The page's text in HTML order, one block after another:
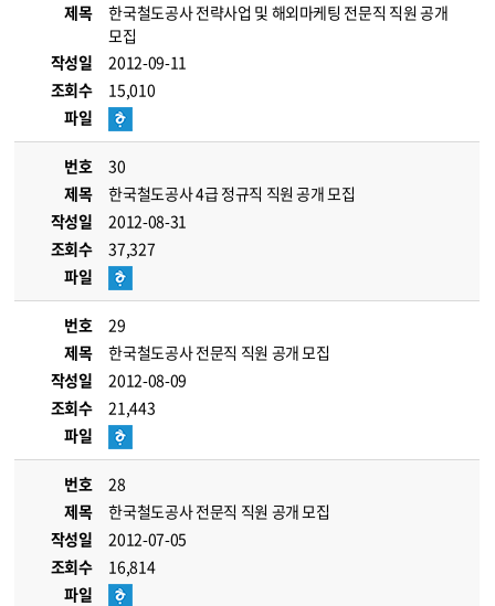
제목
한국철도공사 전략사업 및 해외마케팅 전문직 직원 공개
모집
작성일
2012-09-11
조회수
15,010
파일
번호
30
제목
한국철도공사 4급 정규직 직원 공개 모집
작성일
2012-08-31
조회수
37,327
파일
번호
29
제목
한국철도공사 전문직 직원 공개 모집
작성일
2012-08-09
조회수
21,443
파일
번호
28
제목
한국철도공사 전문직 직원 공개 모집
작성일
2012-07-05
조회수
16,814
파일